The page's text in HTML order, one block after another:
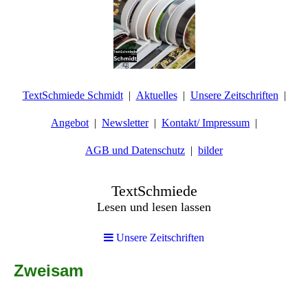
TextSchmiede Schmidt Aktuelles Unsere Zeitschriften
Angebot Newsletter Kontakt/ Impressum
AGB und Datenschutz bilder
TextSchmiede
Lesen und lesen lassen
Unsere Zeitschriften
Zweisam